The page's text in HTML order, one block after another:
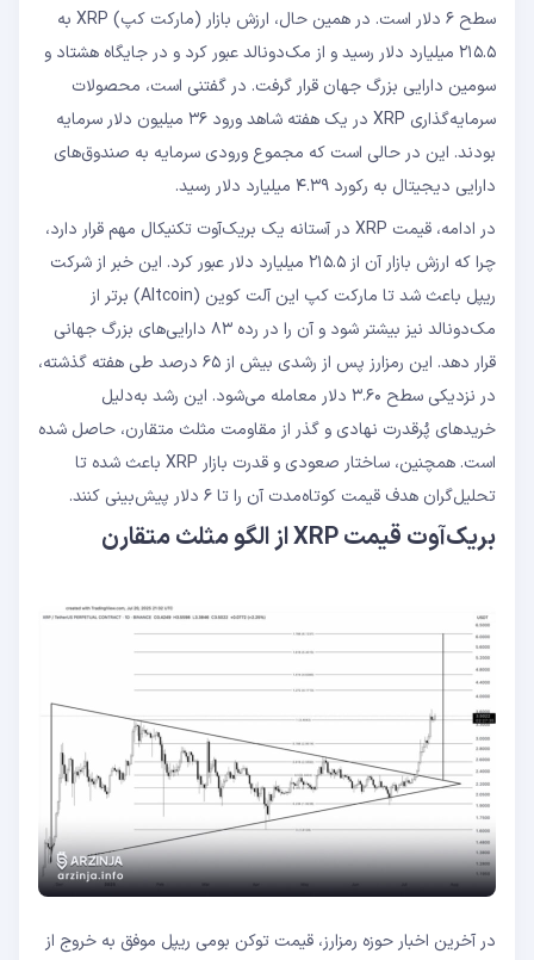
سطح ۶ دلار است. در همین حال، ارزش بازار (مارکت کپ) XRP به
۲۱۵.۵ میلیارد دلار رسید و از مک‌دونالد عبور کرد و در جایگاه هشتاد و
سومین دارایی بزرگ جهان قرار گرفت. در گفتنی است، محصولات
سرمایه‌گذاری XRP در یک هفته شاهد ورود ۳۶ میلیون دلار سرمایه
بودند. این در حالی است که مجموع ورودی سرمایه به صندوق‌های
دارایی دیجیتال به رکورد ۴.۳۹ میلیارد دلار رسید.
در ادامه، قیمت XRP در آستانه یک بریک‌آوت تکنیکال مهم قرار دارد،
چرا که ارزش بازار آن از ۲۱۵.۵ میلیارد دلار عبور کرد. این خبر از شرکت
ریپل باعث شد تا مارکت کپ این آلت ‌کوین (Altcoin) برتر از
مک‌دونالد نیز بیشتر شود و آن را در رده ۸۳ دارایی‌های بزرگ جهانی
قرار دهد. این رمزارز پس از رشدی بیش از ۶۵ درصد طی هفته گذشته،
در نزدیکی سطح ۳.۶۰ دلار معامله می‌شود. این رشد به‌دلیل
خریدهای پُرقدرت نهادی و گذر از مقاومت مثلث متقارن، حاصل شده
است. همچنین، ساختار صعودی و قدرت بازار XRP باعث شده تا
تحلیل‌گران هدف قیمت کوتاه‌مدت آن را تا ۶ دلار پیش‌بینی کنند.
بریک‌آوت قیمت XRP از الگو مثلث متقارن
در آخرین اخبار حوزه رمزارز، قیمت توکن بومی ریپل موفق به خروج از